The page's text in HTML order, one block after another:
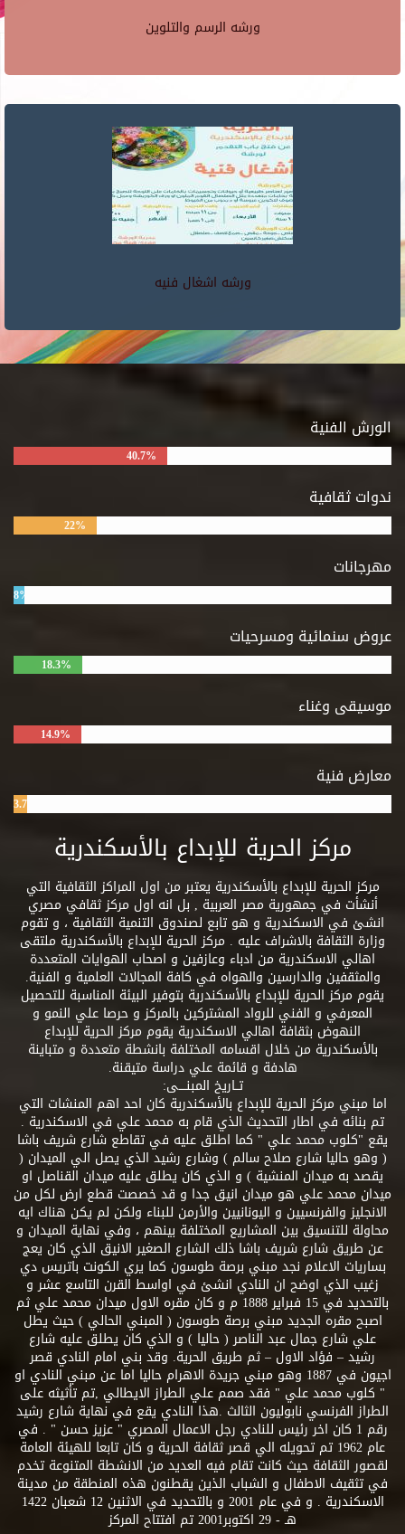
ورشه الرسم والتلوين
ورشه اشغال فنيه
الورش الفنية
40.7%
ندوات ثقافية
22%
مهرجانات
8%
عروض سنمائية ومسرحيات
18.3%
موسيقى وغناء
14.9%
معارض فنية
3.7%
مركز الحرية للإبداع بالأسكندرية
مركز الحرية للإبداع بالأسكندرية يعتبر من اول المراكز الثقافية التي
أنشأت في جمهورية مصر العربية , بل انه اول مركز ثقافي مصري
انشئ في الاسكندرية و هو تابع لصندوق التنمية الثقافية ، و تقوم
وزارة الثقافة بالاشراف عليه . مركز الحرية للإبداع بالأسكندرية ملتقى
اهالي الاسكندرية من ادباء وعازفين و اصحاب الهوايات المتعددة
والمثقفين والدارسين والهواه في كافة المجالات العلمية و الفنية.
يقوم مركز الحرية للإبداع بالأسكندرية بتوفير البيئة المناسبة للتحصيل
المعرفي و الفني للرواد المشتركين بالمركز و حرصا علي النمو و
النهوض بثقافة اهالي الاسكندرية يقوم مركز الحرية للإبداع
بالأسكندرية من خلال اقسامه المختلفة بانشطة متعددة و متباينة
هادفة و قائمة علي دراسة متيقنة.
تــاريخ المبنــــى:
اما مبني مركز الحرية للإبداع بالأسكندرية كان احد اهم المنشات التي
تم بنائه في اطار التحديث الذي قام به محمد علي في الاسكندرية .
يقع "كلوب محمد علي " كما اطلق عليه في تقاطع شارع شريف باشا
( وهو حاليا شارع صلاح سالم ) وشارع رشيد الذي يصل الي الميدان (
يقصد به ميدان المنشية ) و الذي كان يطلق عليه ميدان القناصل او
ميدان محمد علي هو ميدان انيق جدا و قد خصصت قطع ارض لكل من
الانجليز والفرنسيين و اليونانيين والأرمن للبناء ولكن لم يكن هناك ايه
محاولة للتنسيق بين المشاريع المختلفة بينهم ، وفي نهاية الميدان و
عن طريق شارع شريف باشا ذلك الشارع الصغير الانيق الذي كان يعج
بساريات الاعلام نجد مبني برصة طوسون كما يري الكونت باتريس دي
زغيب الذي اوضح ان النادي انشئ في اواسط القرن التاسع عشر و
بالتحديد في 15 فبراير 1888 م و كان مقره الاول ميدان محمد علي ثم
اصبح مقره الجديد مبني برصة طوسون ( المبني الحالي ) حيث يطل
علي شارع جمال عبد الناصر ( حاليا ) و الذي كان يطلق عليه شارع
رشيد – فؤاد الاول – ثم طريق الحرية. وقد بني امام النادي قصر
اجيون في 1887 وهو مبني جريدة الاهرام حاليا اما عن مبني النادي او
" كلوب محمد علي " فقد صمم علي الطراز الايطالي ,تم تأثيثه على
الطراز الفرنسي نابوليون الثالث .هذا النادي يقع في نهاية شارع رشيد
رقم 1 كان اخر رئيس للنادي رجل الاعمال المصري " عزيز حسن " . في
عام 1962 تم تحويله الي قصر ثقافة الحرية و كان تابعا للهيئة العامة
لقصور الثقافة حيث كانت تقام فيه العديد من الانشطة المتنوعة تخدم
في تثقيف الاطفال و الشباب الذين يقطنون هذه المنطقة من مدينة
الاسكندرية . و في عام 2001 و بالتحديد في الاثنين 12 شعبان 1422
هـ - 29 اكتوبر2001 تم افتتاح المركز